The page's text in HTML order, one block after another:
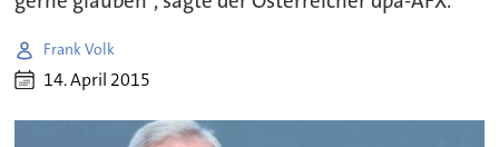
Frank Volk
14. April 2015